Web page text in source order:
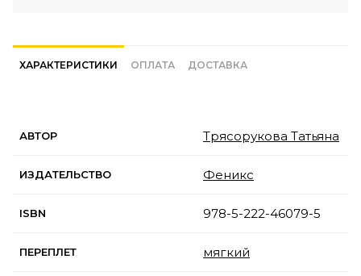
ХАРАКТЕРИСТИКИ ОПЛАТА ДОСТАВКА
АВТОР Трясорукова Татьяна
ИЗДАТЕЛЬСТВО Феникс
ISBN 978-5-222-46079-5
ПЕРЕПЛЕТ мягкий